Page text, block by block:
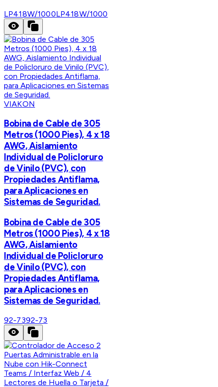
LP418W/1000LP418W/1000
VIAKON
Bobina de Cable de 305
Metros (1000 Pies), 4 x 18
AWG, Aislamiento
Individual de Policloruro
de Vinilo (PVC), con
Propiedades Antiflama,
para Aplicaciones en
Sistemas de Seguridad.
Bobina de Cable de 305
Metros (1000 Pies), 4 x 18
AWG, Aislamiento
Individual de Policloruro
de Vinilo (PVC), con
Propiedades Antiflama,
para Aplicaciones en
Sistemas de Seguridad.
92-7392-73